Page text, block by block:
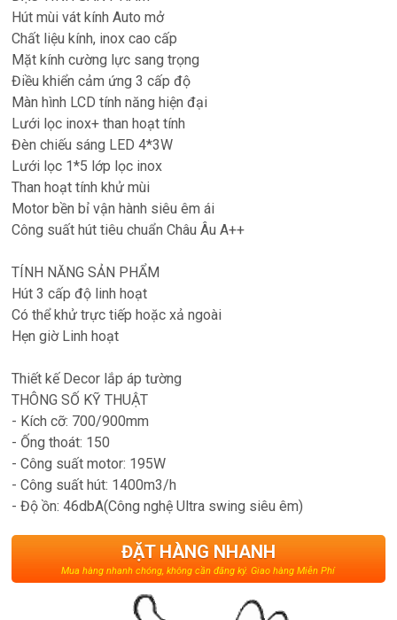
Hút mùi vát kính Auto mở
Chất liệu kính, inox cao cấp
Mặt kính cường lực sang trọng
Điều khiển cảm ứng 3 cấp độ
Màn hình LCD tính năng hiện đại
Lưới lọc inox+ than hoạt tính
Đèn chiếu sáng LED 4*3W
Lưới lọc 1*5 lớp lọc inox
Than hoạt tính khử mùi
Motor bền bỉ vận hành siêu êm ái
Công suất hút tiêu chuẩn Châu Âu A++
TÍNH NĂNG SẢN PHẨM
Hút 3 cấp độ linh hoạt
Có thể khử trực tiếp hoặc xả ngoài
Hẹn giờ Linh hoạt
Thiết kế Decor lắp áp tường
THÔNG SỐ KỸ THUẬT
- Kích cỡ: 700/900mm
- Ống thoát: 150
- Công suất motor: 195W
- Công suất hút: 1400m3/h
- Độ ồn: 46dbA(Công nghệ Ultra swing siêu êm)
ĐẶT HÀNG NHANH
Mua hàng nhanh chóng, không cần đăng ký. Giao hàng Miễn Phí